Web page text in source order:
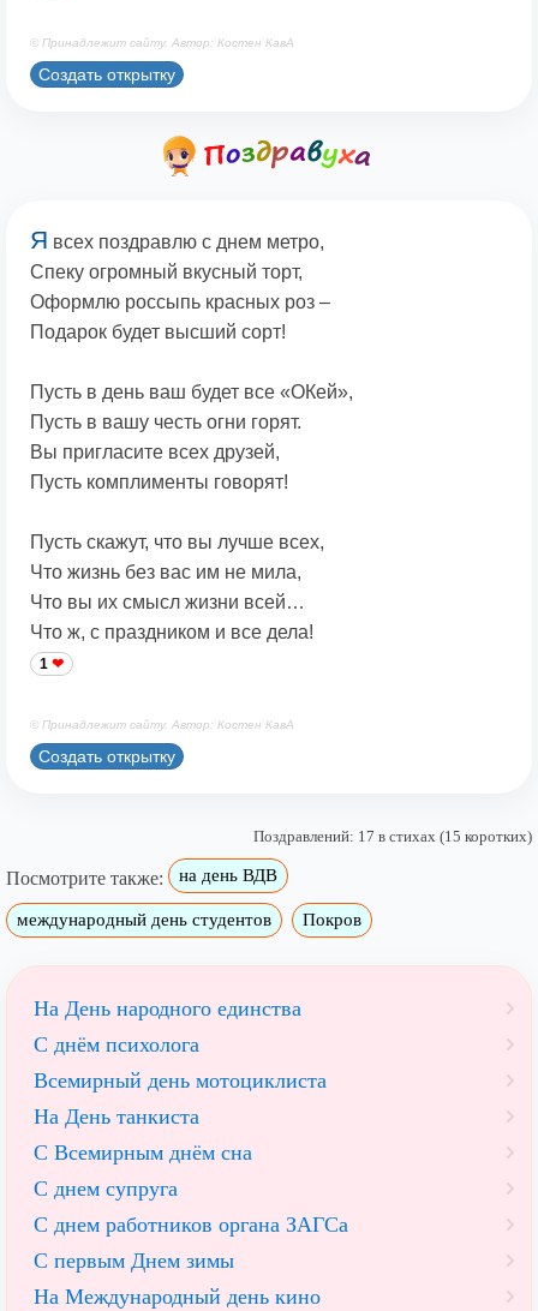
© Принадлежит сайту. Автор: Костен КавА
Создать открытку
Я всех поздравлю с днем метро,
Спеку огромный вкусный торт,
Оформлю россыпь красных роз –
Подарок будет высший сорт!
Пусть в день ваш будет все «ОКей»,
Пусть в вашу честь огни горят.
Вы пригласите всех друзей,
Пусть комплименты говорят!
Пусть скажут, что вы лучше всех,
Что жизнь без вас им не мила,
Что вы их смысл жизни всей…
Что ж, с праздником и все дела!
1
© Принадлежит сайту. Автор: Костен КавА
Создать открытку
Поздравлений: 17 в стихах (15 коротких)
Посмотрите также: на день ВДВ
международный день студентов Покров
На День народного единства
С днём психолога
Всемирный день мотоциклиста
На День танкиста
С Всемирным днём сна
С днем супруга
С днем работников органа ЗАГСа
С первым Днем зимы
На Международный день кино